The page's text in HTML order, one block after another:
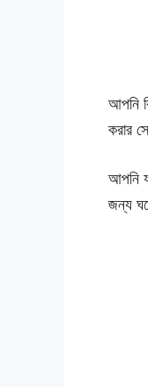
আপনি
করার
আপনি
জন্য